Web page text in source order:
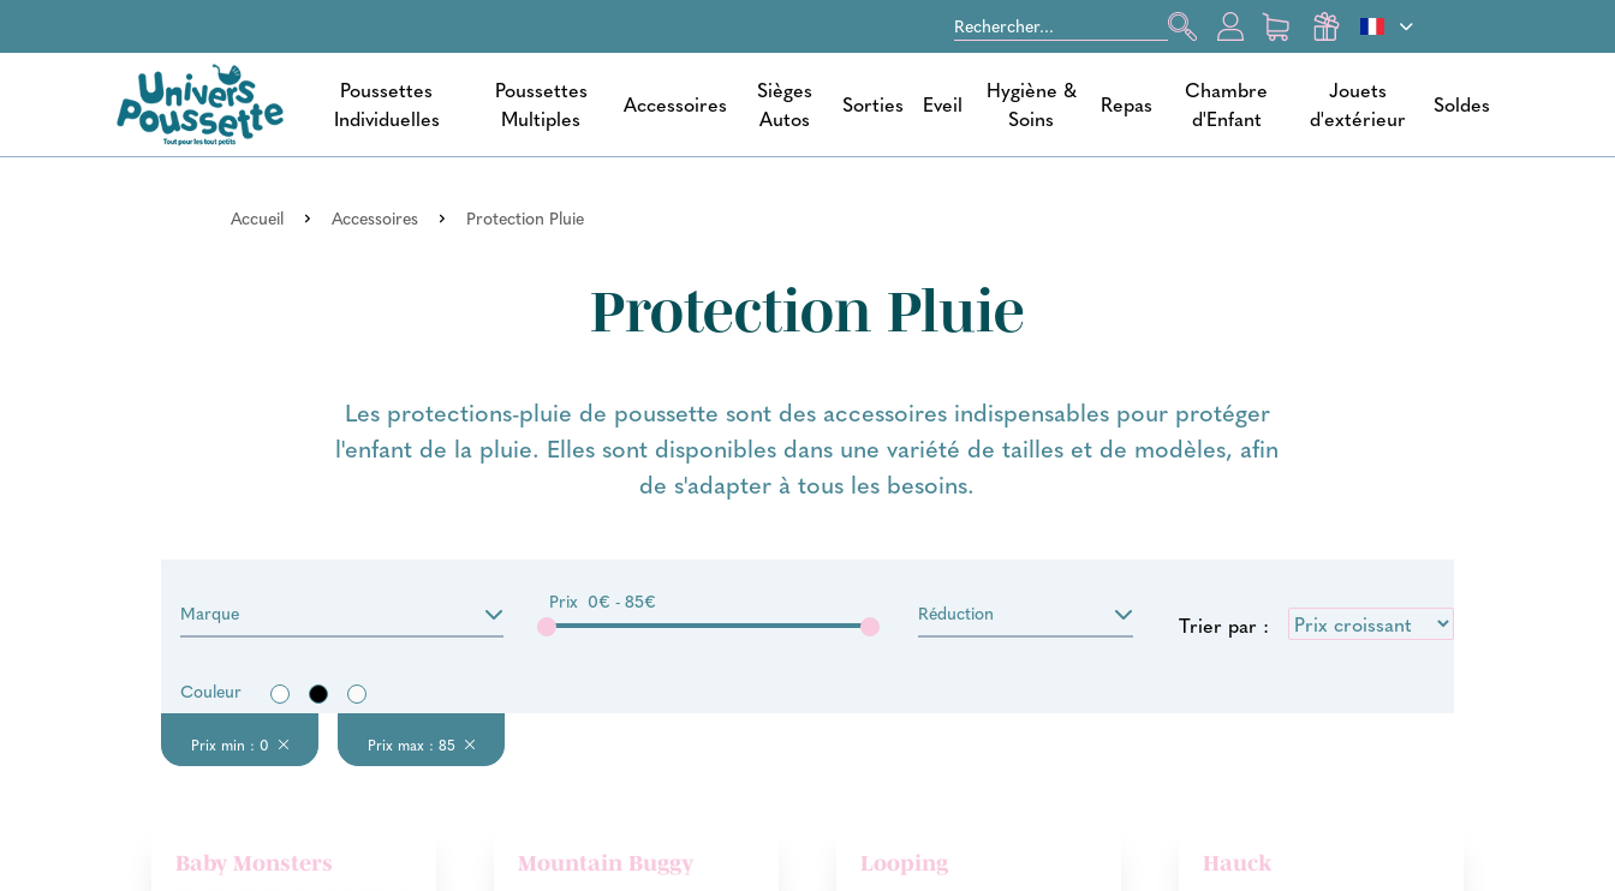
Poussettes
Individuelles
Poussettes
Multiples
Accessoires
Sièges
Autos
Sorties Eveil
Hygiène &
Soins
Repas
Chambre
d'Enfant
Jouets
d'extérieur
Soldes
Accueil Accessoires Protection Pluie
Protection Pluie
Les protections-pluie de poussette sont des accessoires indispensables pour protéger
l'enfant de la pluie. Elles sont disponibles dans une variété de tailles et de modèles, afin
de s'adapter à tous les besoins.
Marque Prix 0€ - 85€ Réduction Trier par :
Couleur
Prix min : 0 Prix max : 85
Baby Monsters Mountain Buggy Looping Hauck